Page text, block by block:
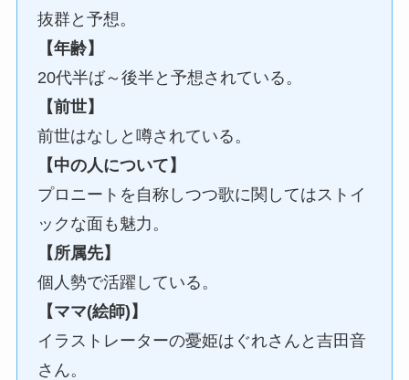
抜群と予想。
【年齢】
20代半ば～後半と予想されている。
【前世】
前世はなしと噂されている。
【中の人について】
プロニートを自称しつつ歌に関してはストイ
ックな面も魅力。
【所属先】
個人勢で活躍している。
【ママ(絵師)】
イラストレーターの憂姫はぐれさんと吉田音
さん。